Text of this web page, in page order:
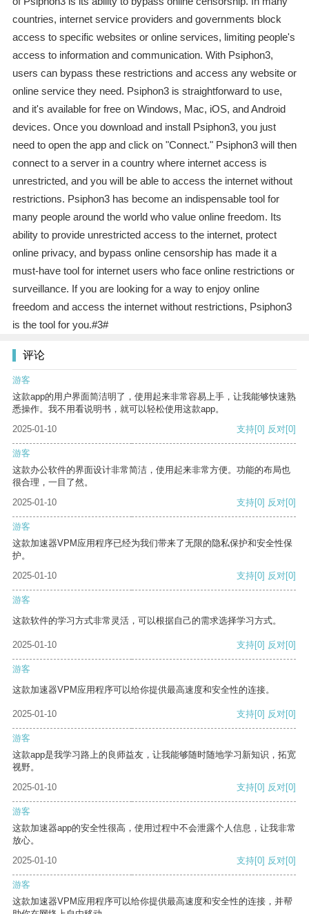
countries, internet service providers and governments block
access to specific websites or online services, limiting people's
access to information and communication. With Psiphon3,
users can bypass these restrictions and access any website or
online service they need. Psiphon3 is straightforward to use,
and it's available for free on Windows, Mac, iOS, and Android
devices. Once you download and install Psiphon3, you just
need to open the app and click on "Connect." Psiphon3 will then
connect to a server in a country where internet access is
unrestricted, and you will be able to access the internet without
restrictions. Psiphon3 has become an indispensable tool for
many people around the world who value online freedom. Its
ability to provide unrestricted access to the internet, protect
online privacy, and bypass online censorship has made it a
must-have tool for internet users who face online restrictions or
surveillance. If you are looking for a way to enjoy online
freedom and access the internet without restrictions, Psiphon3
is the tool for you.#3#
评论
游客
这款app的用户界面简洁明了，使用起来非常容易上手，让我能够快速熟
悉操作。我不用看说明书，就可以轻松使用这款app。
2025-01-10
支持[0] 反对[0]
游客
这款办公软件的界面设计非常简洁，使用起来非常方便。功能的布局也
很合理，一目了然。
2025-01-10
支持[0] 反对[0]
游客
这款加速器VPM应用程序已经为我们带来了无限的隐私保护和安全性保
护。
2025-01-10
支持[0] 反对[0]
游客
这款软件的学习方式非常灵活，可以根据自己的需求选择学习方式。
2025-01-10 支持[0] 反对[0]
游客
这款加速器VPM应用程序可以给你提供最高速度和安全性的连接。
2025-01-10 支持[0] 反对[0]
游客
这款app是我学习路上的良师益友，让我能够随时随地学习新知识，拓宽
视野。
2025-01-10
支持[0] 反对[0]
游客
这款加速器app的安全性很高，使用过程中不会泄露个人信息，让我非常
放心。
2025-01-10
支持[0] 反对[0]
游客
这款加速器VPM应用程序可以给你提供最高速度和安全性的连接，并帮